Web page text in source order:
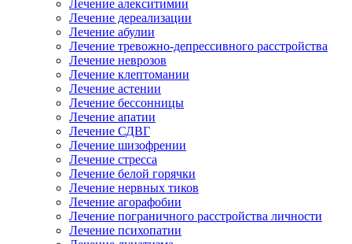
Лечение алекситимии
Лечение дереализации
Лечение абулии
Лечение тревожно-депрессивного расстройства
Лечение неврозов
Лечение клептомании
Лечение астении
Лечение бессонницы
Лечение апатии
Лечение СДВГ
Лечение шизофрении
Лечение стресса
Лечение белой горячки
Лечение нервных тиков
Лечение агорафобии
Лечение пограничного расстройства личности
Лечение психопатии